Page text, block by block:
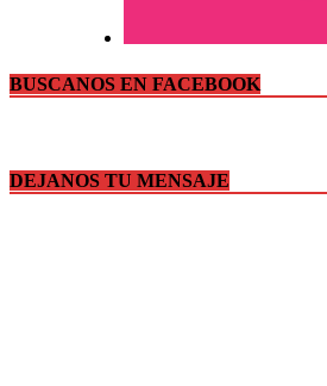
BUSCANOS EN FACEBOOK
DEJANOS TU MENSAJE